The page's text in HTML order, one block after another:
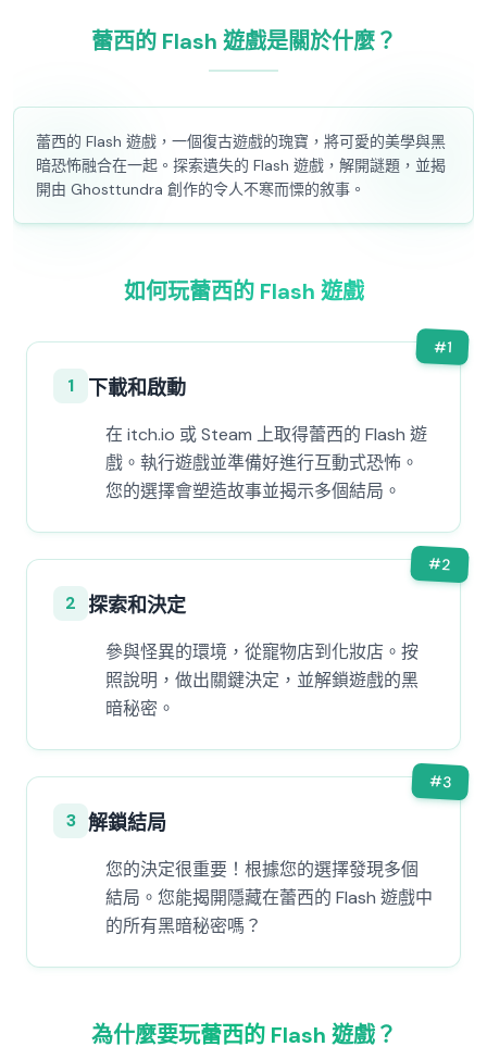
蕾西的 Flash 遊戲是關於什麼？
蕾西的 Flash 遊戲，一個復古遊戲的瑰寶，將可愛的美學與黑
暗恐怖融合在一起。探索遺失的 Flash 遊戲，解開謎題，並揭
開由 Ghosttundra 創作的令人不寒而慄的敘事。
如何玩蕾西的 Flash 遊戲
#1
1 下載和啟動
在 itch.io 或 Steam 上取得蕾西的 Flash 遊
戲。執行遊戲並準備好進行互動式恐怖。
您的選擇會塑造故事並揭示多個結局。
#2
2 探索和決定
參與怪異的環境，從寵物店到化妝店。按
照說明，做出關鍵決定，並解鎖遊戲的黑
暗秘密。
#3
3 解鎖結局
您的決定很重要！根據您的選擇發現多個
結局。您能揭開隱藏在蕾西的 Flash 遊戲中
的所有黑暗秘密嗎？
為什麼要玩蕾西的 Flash 遊戲？